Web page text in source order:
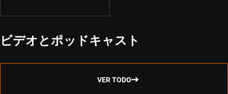
ビデオとポッドキャスト
VER TODO